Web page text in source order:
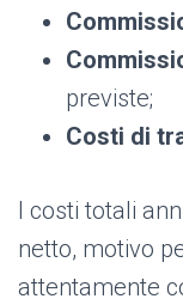
previste;
Costi di
I costi totali
netto, motivo
attentamente